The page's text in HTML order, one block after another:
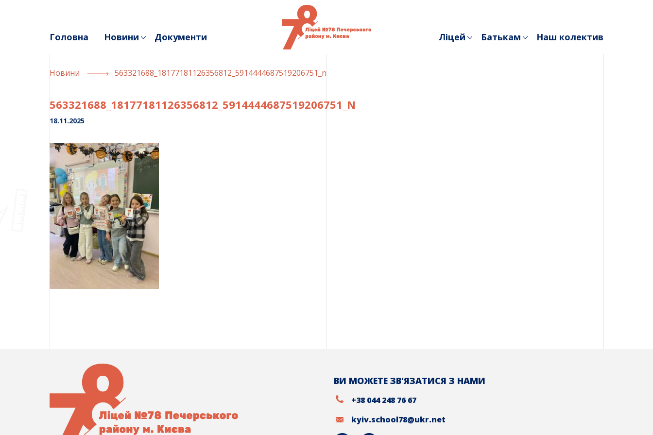
Головна Новини Документи Ліцей Батькам Наш колектив
Новини 563321688_18177181126356812_5914444687519206751_n
563321688_18177181126356812_5914444687519206751_N
18.11.2025
ВИ МОЖЕТЕ ЗВ'ЯЗАТИСЯ З НАМИ
+38 044 248 76 67
kyiv.school78@ukr.net